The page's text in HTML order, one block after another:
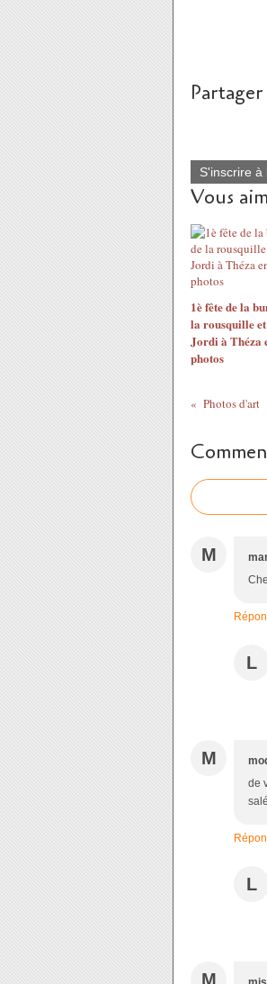
S'inscrire à
Vous
1è fête de la
la rousquille
Jordi à Théza
photos
Photos d'art
M
L
M
de
L
M